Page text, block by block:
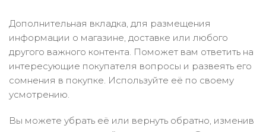
Дополнительная вкладка, для размещения
информации о магазине, доставке или любого
другого важного контента. Поможет вам ответить на
интересующие покупателя вопросы и развеять его
сомнения в покупке. Используйте её по своему
усмотрению.
Вы можете убрать её или вернуть обратно, изменив